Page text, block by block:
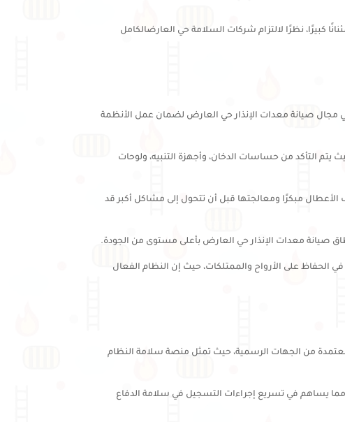
نظرًا لالتزام شركات السلامة حي العارضالكامل
مجال صيانة معدات الإنذار حي العارض لضمان عمل الأنظمة
التأكد من حساسات الدخان، وأجهزة التنبيه، ولوحات
مبكرًا ومعالجتها قبل أن تتحول إلى مشاكل أكبر قد
صيانة معدات الإنذار حي العارض بأعلى مستوى من الجودة.
على الأرواح والممتلكات، حيث إن النظام الفعال
من الجهات الرسمية، حيث تمثل منصة سلامة النظام
يساهم في تسريع إجراءات التسجيل في سلامة الدفاع